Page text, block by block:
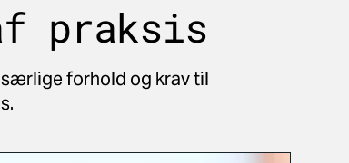
praksis
forhold og krav til